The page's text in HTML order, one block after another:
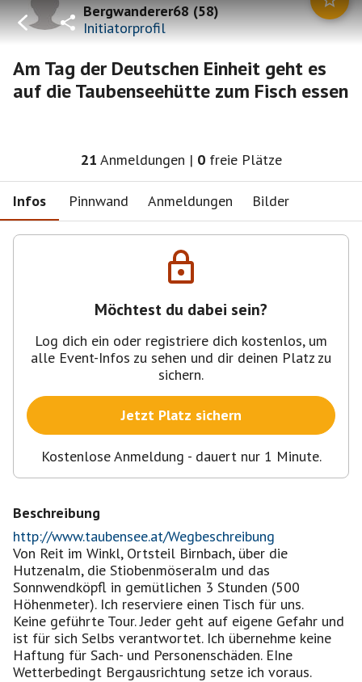
Bergwanderer68(58)
Initiatorprofil
Am Tag der Deutschen Einheit geht es
auf die Taubenseehütte zum Fisch essen
21 Anmeldungen | 0 freie Plätze
Infos Pinnwand Anmeldungen Bilder
Möchtest du dabei sein?
Log dich ein oder registriere dich kostenlos, um
alle Event-Infos zu sehen und dir deinen Platz zu
sichern.
Jetzt Platz sichern
Kostenlose Anmeldung - dauert nur 1 Minute.
Beschreibung
http://www.taubensee.at/Wegbeschreibung
Von Reit im Winkl, Ortsteil Birnbach, über die
Hutzenalm, die Stiobenmöseralm und das
Sonnwendköpfl in gemütlichen 3 Stunden (500
Höhenmeter). Ich reserviere einen Tisch für uns.
Keine geführte Tour. Jeder geht auf eigene Gefahr und
ist für sich Selbs verantwortet. Ich übernehme keine
Haftung für Sach- und Personenschäden. EIne
Wetterbedingt Bergausrichtung setze ich voraus.